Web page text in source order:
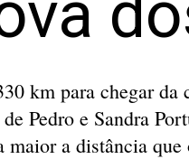
km para chegar
Pedro e Sandra
a distância